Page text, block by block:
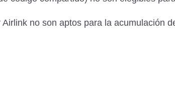
no son aptos para la acumulación